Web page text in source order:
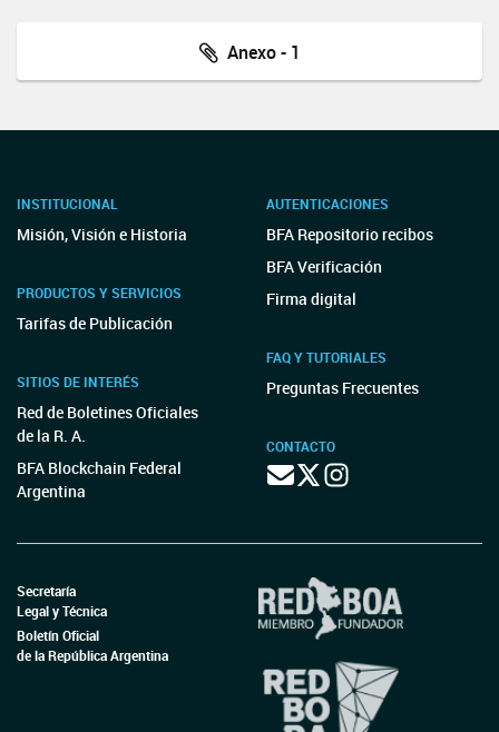
Anexo - 1
INSTITUCIONAL
Misión, Visión e Historia
PRODUCTOS Y SERVICIOS
Tarifas de Publicación
SITIOS DE INTERÉS
Red de Boletines Oficiales
de la R. A.
BFA Blockchain Federal
Argentina
AUTENTICACIONES
BFA Repositorio recibos
BFA Verificación
Firma digital
FAQ Y TUTORIALES
Preguntas Frecuentes
CONTACTO
Secretaría
Legal y Técnica
Boletín Oficial
de la República Argentina